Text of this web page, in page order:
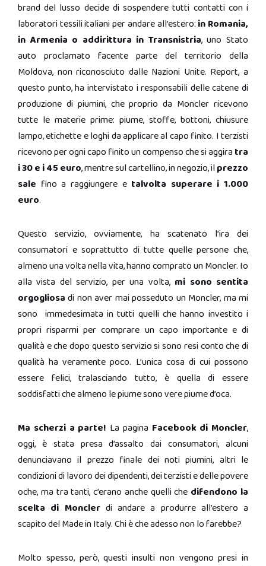
brand del lusso decide di sospendere tutti contatti con i
laboratori tessili italiani per andare all’estero: in Romania,
in Armenia o addirittura in Transnistria, uno Stato
auto proclamato facente parte del territorio della
Moldova, non riconosciuto dalle Nazioni Unite. Report, a
questo punto, ha intervistato i responsabili delle catene di
produzione di piumini, che proprio da Moncler ricevono
tutte le materie prime: piume, stoffe, bottoni, chiusure
lampo, etichette e loghi da applicare al capo finito. I terzisti
ricevono per ogni capo finito un compenso che si aggira tra
i 30 e i 45 euro, mentre sul cartellino, in negozio, il prezzo
sale fino a raggiungere etalvolta superare i 1.000
euro.
Questo servizio, ovviamente, ha scatenato l’ira dei
consumatori e soprattutto di tutte quelle persone che,
almeno una volta nella vita, hanno comprato un Moncler. Io
alla vista del servizio, per una volta, mi sono sentita
orgogliosa di non aver mai posseduto un Moncler, ma mi
sono immedesimata in tutti quelli che hanno investito i
propri risparmi per comprare un capo importante e di
qualità e che dopo questo servizio si sono resi conto che di
qualità ha veramente poco. L’unica cosa di cui possono
essere felici, tralasciando tutto, è quella di essere
soddisfatti che almeno le piume sono vere piume d’oca.
Ma scherzi a parte! La pagina Facebook di Moncler,
oggi, è stata presa d’assalto dai consumatori, alcuni
denunciavano il prezzo finale dei noti piumini, altri le
condizioni di lavoro dei dipendenti, dei terzisti e delle povere
oche, ma tra tanti, c’erano anche quelli che difendono la
scelta di Monclerdi andare a produrre all’estero a
scapito del Made in Italy. Chi è che adesso non lo farebbe?
Molto spesso, però, questi insulti non vengono presi in